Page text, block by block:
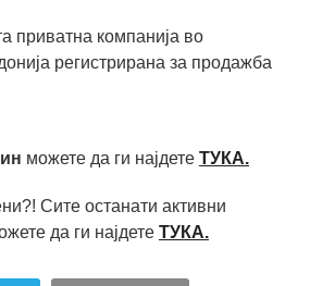
приватна компанија во
регистрирана за продажба
можете да ги најдете ТУКА.
Сите останати активни
да ги најдете ТУКА.